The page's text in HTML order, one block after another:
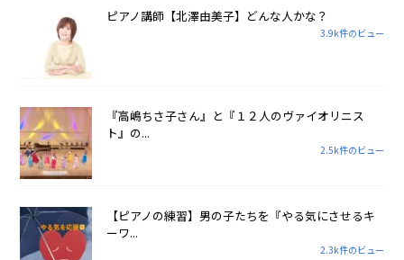
ピアノ講師【北澤由美子】どんな人かな？
3.9k件のビュー
『高嶋ちさ子さん』と『１２人のヴァイオリニス
ト』の...
2.5k件のビュー
【ピアノの練習】男の子たちを『やる気にさせるキ
ーワ...
2.3k件のビュー